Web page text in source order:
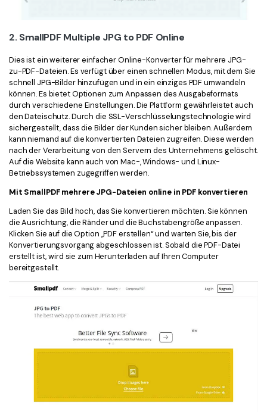
2. SmallPDF Multiple JPG to PDF Online
Dies ist ein weiterer einfacher Online-Konverter für mehrere JPG-
zu-PDF-Dateien. Es verfügt über einen schnellen Modus, mit dem Sie
schnell JPG-Bilder hinzufügen und in ein einziges PDF umwandeln
können. Es bietet Optionen zum Anpassen des Ausgabeformats
durch verschiedene Einstellungen. Die Plattform gewährleistet auch
den Dateischutz. Durch die SSL-Verschlüsselungstechnologie wird
sichergestellt, dass die Bilder der Kunden sicher bleiben. Außerdem
kann niemand auf die konvertierten Dateien zugreifen. Diese werden
nach der Verarbeitung von den Servern des Unternehmens gelöscht.
Auf die Website kann auch von Mac-, Windows- und Linux-
Betriebssystemen zugegriffen werden.
Mit SmallPDF mehrere JPG-Dateien online in PDF konvertieren
Laden Sie das Bild hoch, das Sie konvertieren möchten. Sie können
die Ausrichtung, die Ränder und die Buchstabengröße anpassen.
Klicken Sie auf die Option „PDF erstellen“ und warten Sie, bis der
Konvertierungsvorgang abgeschlossen ist. Sobald die PDF-Datei
erstellt ist, wird sie zum Herunterladen auf Ihren Computer
bereitgestellt.